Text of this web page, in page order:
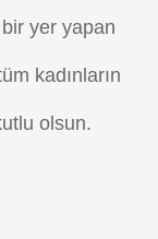
yer yapan
kadınların
olsun.